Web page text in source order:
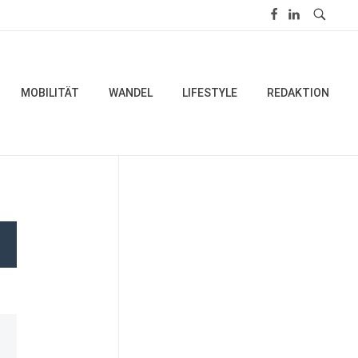
MOBILITÄT WANDEL LIFESTYLE REDAKTION